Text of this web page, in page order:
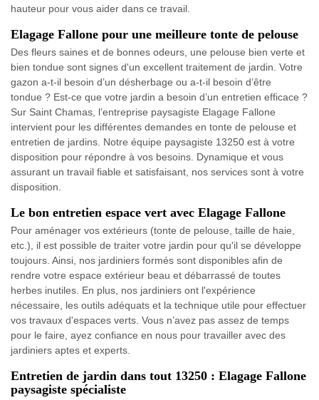
hauteur pour vous aider dans ce travail.
Elagage Fallone pour une meilleure tonte de pelouse
Des fleurs saines et de bonnes odeurs, une pelouse bien verte et
bien tondue sont signes d'un excellent traitement de jardin. Votre
gazon a-t-il besoin d’un désherbage ou a-t-il besoin d’être
tondue ? Est-ce que votre jardin a besoin d’un entretien efficace ?
Sur Saint Chamas, l’entreprise paysagiste Elagage Fallone
intervient pour les différentes demandes en tonte de pelouse et
entretien de jardins. Notre équipe paysagiste 13250 est à votre
disposition pour répondre à vos besoins. Dynamique et vous
assurant un travail fiable et satisfaisant, nos services sont à votre
disposition.
Le bon entretien espace vert avec Elagage Fallone
Pour aménager vos extérieurs (tonte de pelouse, taille de haie,
etc.), il est possible de traiter votre jardin pour qu'il se développe
toujours. Ainsi, nos jardiniers formés sont disponibles afin de
rendre votre espace extérieur beau et débarrassé de toutes
herbes inutiles. En plus, nos jardiniers ont l'expérience
nécessaire, les outils adéquats et la technique utile pour effectuer
vos travaux d'espaces verts. Vous n’avez pas assez de temps
pour le faire, ayez confiance en nous pour travailler avec des
jardiniers aptes et experts.
Entretien de jardin dans tout 13250 : Elagage Fallone
paysagiste spécialiste